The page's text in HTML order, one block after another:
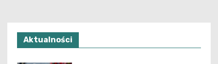
Aktualności